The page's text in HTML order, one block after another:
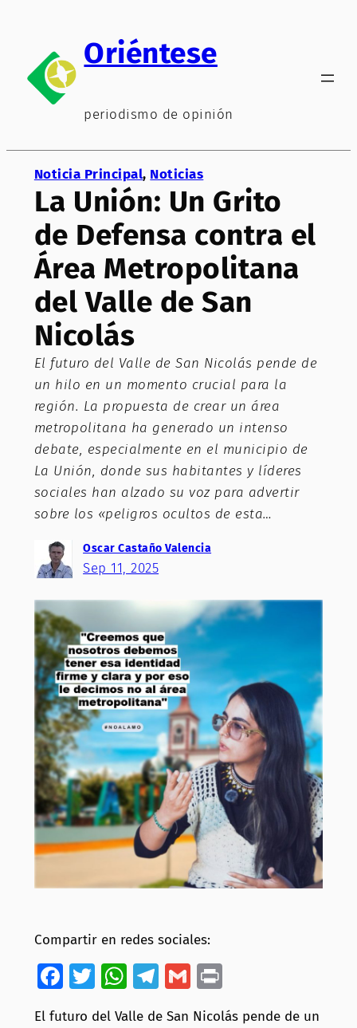
contenido
Oriéntese
periodismo de opinión
Noticia Principal, Noticias
La Unión: Un Grito
de Defensa contra el
Área Metropolitana
del Valle de San
Nicolás
El futuro del Valle de San Nicolás pende de
un hilo en un momento crucial para la
región. La propuesta de crear un área
metropolitana ha generado un intenso
debate, especialmente en el municipio de
La Unión, donde sus habitantes y líderes
sociales han alzado su voz para advertir
sobre los «peligros ocultos de esta…
Oscar Castaño Valencia
Sep 11, 2025
Compartir en redes sociales:
Facebook
Twitter
WhatsApp
Telegram
GmailPrint
El futuro del Valle de San Nicolás pende de un